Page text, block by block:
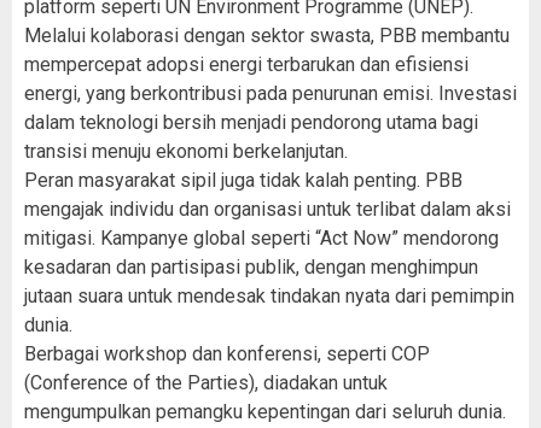
platform seperti UN Environment Programme (UNEP).
Melalui kolaborasi dengan sektor swasta, PBB membantu
mempercepat adopsi energi terbarukan dan efisiensi
energi, yang berkontribusi pada penurunan emisi. Investasi
dalam teknologi bersih menjadi pendorong utama bagi
transisi menuju ekonomi berkelanjutan.
Peran masyarakat sipil juga tidak kalah penting. PBB
mengajak individu dan organisasi untuk terlibat dalam aksi
mitigasi. Kampanye global seperti “Act Now” mendorong
kesadaran dan partisipasi publik, dengan menghimpun
jutaan suara untuk mendesak tindakan nyata dari pemimpin
dunia.
Berbagai workshop dan konferensi, seperti COP
(Conference of the Parties), diadakan untuk
mengumpulkan pemangku kepentingan dari seluruh dunia.